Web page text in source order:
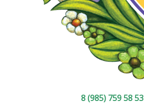
8 (985) 759 58 53